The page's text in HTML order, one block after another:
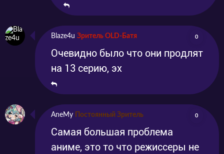
Blaze4u Зритель OLD-Батя 0
Очевидно было что они продлят
на 13 серию, эх
AneMy Постоянный Зритель 0
Самая большая проблема
аниме, это то что режиссеры не